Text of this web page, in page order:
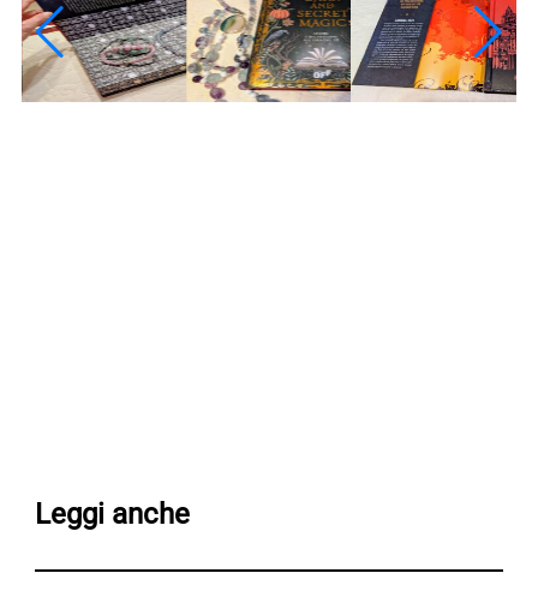
Leggi anche